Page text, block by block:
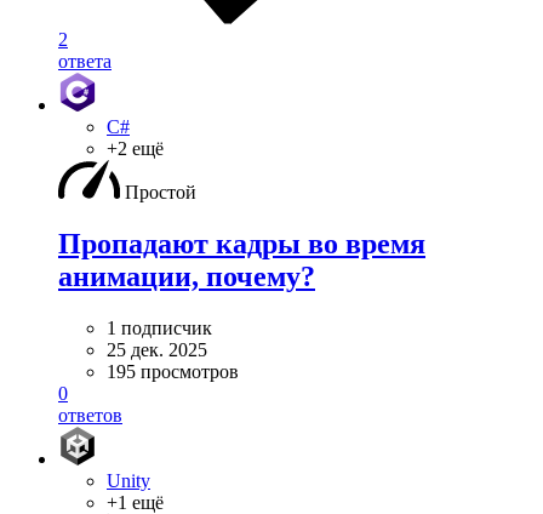
2
ответа
C#
+2 ещё
Простой
Пропадают кадры во время
анимации, почему?
1 подписчик
25 дек. 2025
195 просмотров
0
ответов
Unity
+1 ещё